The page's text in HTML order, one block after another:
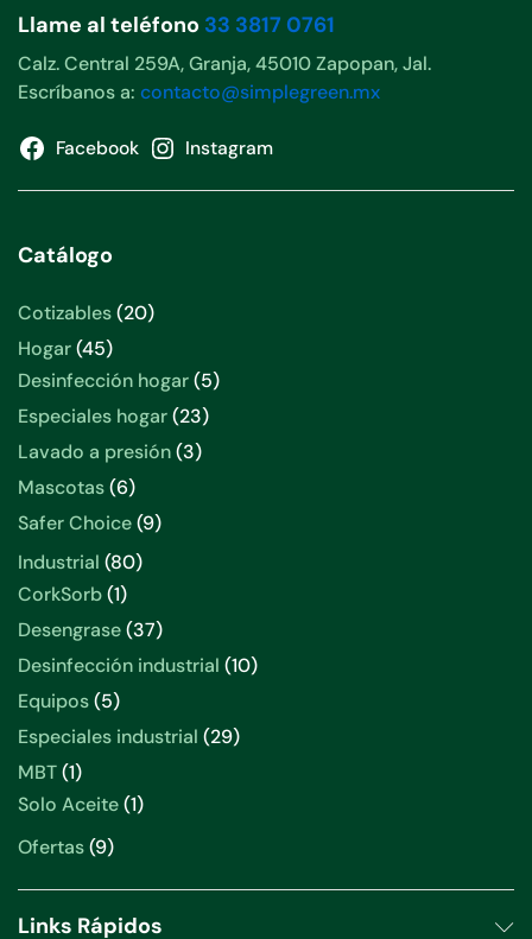
Llame al teléfono 33 3817 0761
Calz. Central 259A, Granja, 45010 Zapopan, Jal.
Escríbanos a: contacto@simplegreen.mx
Facebook Instagram
Catálogo
Cotizables 20
Hogar 45
Desinfección hogar 5
Especiales hogar 23
Lavado a presión 3
Mascotas 6
Safer Choice 9
Industrial 80
CorkSorb 1
Desengrase 37
Desinfección industrial 10
Equipos 5
Especiales industrial 29
MBT 1
Solo Aceite 1
Ofertas 9
Links Rápidos